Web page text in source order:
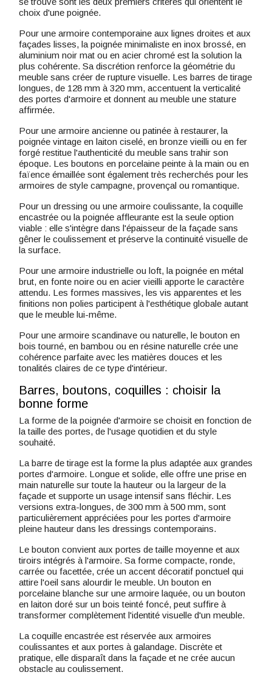
choix d'une poignée.
Pour une armoire contemporaine aux lignes droites et aux
façades lisses, la poignée minimaliste en inox brossé, en
aluminium noir mat ou en acier chromé est la solution la
plus cohérente. Sa discrétion renforce la géométrie du
meuble sans créer de rupture visuelle. Les barres de tirage
longues, de 128 mm à 320 mm, accentuent la verticalité
des portes d'armoire et donnent au meuble une stature
affirmée.
Pour une armoire ancienne ou patinée à restaurer, la
poignée vintage en laiton ciselé, en bronze vieilli ou en fer
forgé restitue l'authenticité du meuble sans trahir son
époque. Les boutons en porcelaine peinte à la main ou en
faïence émaillée sont également très recherchés pour les
armoires de style campagne, provençal ou romantique.
Pour un dressing ou une armoire coulissante, la coquille
encastrée ou la poignée affleurante est la seule option
viable : elle s'intègre dans l'épaisseur de la façade sans
gêner le coulissement et préserve la continuité visuelle de
la surface.
Pour une armoire industrielle ou loft, la poignée en métal
brut, en fonte noire ou en acier vieilli apporte le caractère
attendu. Les formes massives, les vis apparentes et les
finitions non polies participent à l'esthétique globale autant
que le meuble lui-même.
Pour une armoire scandinave ou naturelle, le bouton en
bois tourné, en bambou ou en résine naturelle crée une
cohérence parfaite avec les matières douces et les
tonalités claires de ce type d'intérieur.
Barres, boutons, coquilles : choisir la
bonne forme
La forme de la poignée d'armoire se choisit en fonction de
la taille des portes, de l'usage quotidien et du style
souhaité.
La barre de tirage est la forme la plus adaptée aux grandes
portes d'armoire. Longue et solide, elle offre une prise en
main naturelle sur toute la hauteur ou la largeur de la
façade et supporte un usage intensif sans fléchir. Les
versions extra-longues, de 300 mm à 500 mm, sont
particulièrement appréciées pour les portes d'armoire
pleine hauteur dans les dressings contemporains.
Le bouton convient aux portes de taille moyenne et aux
tiroirs intégrés à l'armoire. Sa forme compacte, ronde,
carrée ou facettée, crée un accent décoratif ponctuel qui
attire l'oeil sans alourdir le meuble. Un bouton en
porcelaine blanche sur une armoire laquée, ou un bouton
en laiton doré sur un bois teinté foncé, peut suffire à
transformer complètement l'identité visuelle d'un meuble.
La coquille encastrée est réservée aux armoires
coulissantes et aux portes à galandage. Discrète et
pratique, elle disparaît dans la façade et ne crée aucun
obstacle au coulissement.